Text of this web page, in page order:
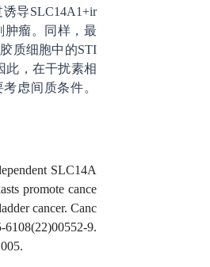
导SLC14A1+ir
肿瘤。同样，最
质细胞中的STI
此，在干扰素相
虑间质条件。
SLC14A
promote cance
cancer. Canc
9.